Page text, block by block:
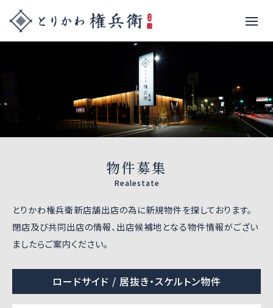
物件募集
Realestate
とりかわ権兵衛新店舗出店の為に新規物件を探しております。
閉店及び共同出店の情報、出店候補地となる物件情報がござい
ましたらご案内ください。
ロードサイド / 居抜き・スケルトン物件